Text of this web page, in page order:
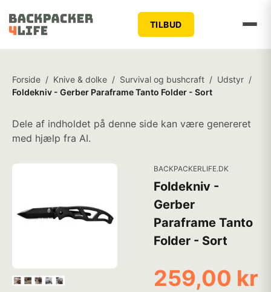
TILBUD
Forside / Knive & dolke / Survival og bushcraft / Udstyr /
Foldekniv - Gerber Paraframe Tanto Folder - Sort
Dele af indholdet på denne side kan være genereret
med hjælp fra AI.
BACKPACKERLIFE.DK
Foldekniv -
Gerber
Paraframe Tanto
Folder - Sort
259,00 kr